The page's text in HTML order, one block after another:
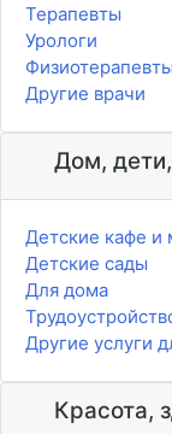
Терапевты
Урологи
Физиотерапевты
Другие врачи
Дом,
Детские кафе и
Детские сады
Для дома
Другие услуги
Красота,